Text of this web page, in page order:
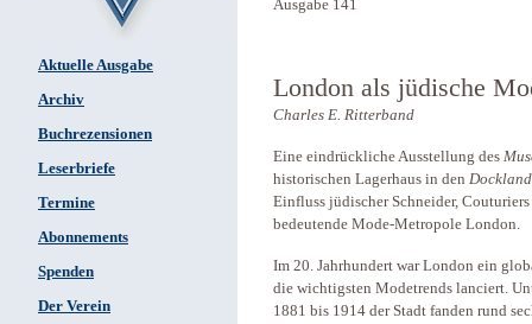
Aktuelle Ausgabe
Archiv
Buchrezensionen
Leserbriefe
Termine
Abonnements
Spenden
Der Verein
Ausgabe 141
London als jüdische
Charles E. Ritterband
Eine eindrückliche Ausstellung des
historischen Lagerhaus in den
Einfluss jüdischer Schneider,
bedeutende Mode-Metropole London.
Im 20. Jahrhundert war London ein
die wichtigsten Modetrends lanciert.
1881 bis 1914 der Stadt fanden rund